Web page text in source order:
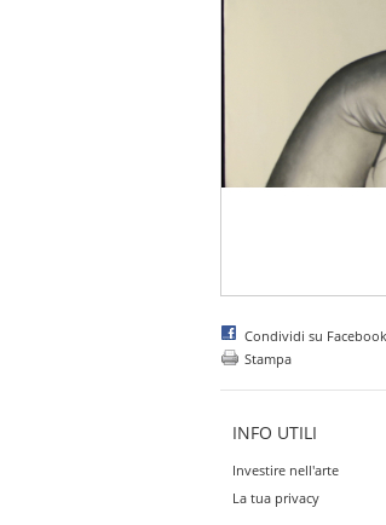
Condividi su Facebook
Stampa
INFO UTILI
Investire nell'arte
La tua privacy